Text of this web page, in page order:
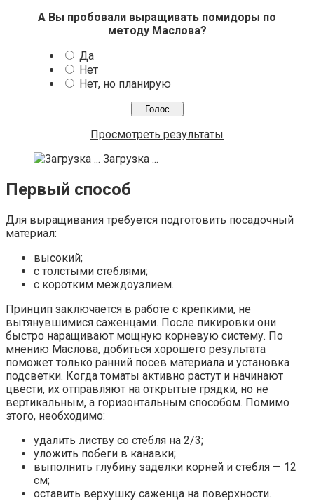
А Вы пробовали выращивать помидоры по
методу Маслова?
Да
Нет
Нет, но планирую
Просмотреть результаты
Загрузка ...
Первый способ
Для выращивания требуется подготовить посадочный
материал:
высокий;
с толстыми стеблями;
с коротким междоузлием.
Принцип заключается в работе с крепкими, не
вытянувшимися саженцами. После пикировки они
быстро наращивают мощную корневую систему. По
мнению Маслова, добиться хорошего результата
поможет только ранний посев материала и установка
подсветки. Когда томаты активно растут и начинают
цвести, их отправляют на открытые грядки, но не
вертикальным, а горизонтальным способом. Помимо
этого, необходимо:
удалить листву со стебля на 2/3;
уложить побеги в канавки;
выполнить глубину заделки корней и стебля — 12
см;
оставить верхушку саженца на поверхности.